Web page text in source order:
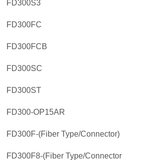
FD300S3
FD300FC
FD300FCB
FD300SC
FD300ST
FD300-OP15AR
FD300F-(Fiber Type/Connector)
FD300F8-(Fiber Type/Connector